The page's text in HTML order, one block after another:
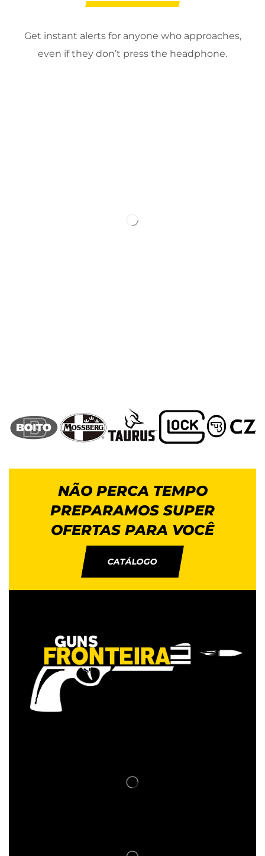
Get instant alerts for anyone who approaches,
even if they don’t press the headphone.
NÃO PERCA TEMPO
PREPARAMOS SUPER
OFERTAS PARA VOCÊ
CATÁLOGO